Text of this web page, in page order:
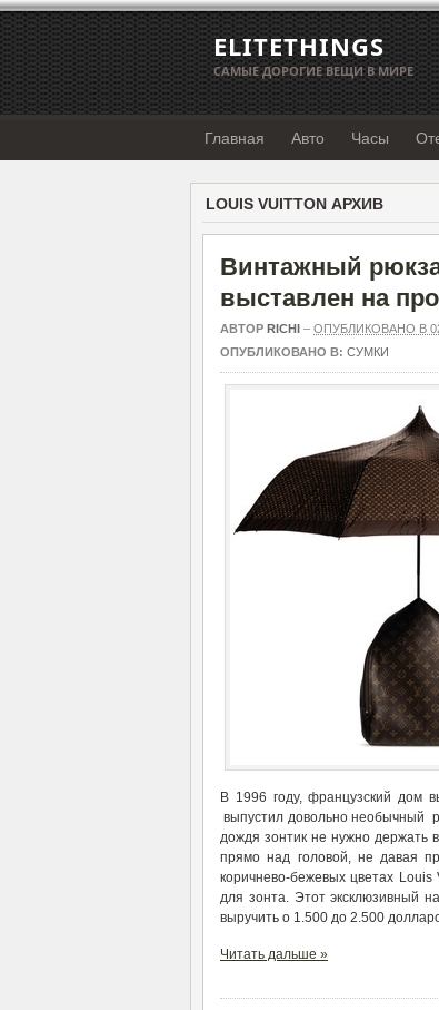
ELITETHINGS
САМЫЕ ДОРОГИЕ ВЕЩИ В МИРЕ
Главная Авто Часы
LOUIS VUITTON АРХИВ
Винтажный
выставлен на
АВТОР RICHI – ОПУБЛИКОВАНО В
ОПУБЛИКОВАНО В: СУМКИ
В 1996 году, французский дом
выпустил довольно необычный
дождя зонтик не нужно держать
прямо над головой, не давая
коричнево-бежевых цветах
для зонта. Этот эксклюзивный
выручить о 1.500 до 2.500
Читать дальше »